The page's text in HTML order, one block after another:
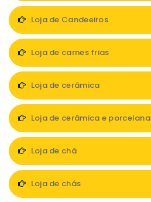
Loja de Candeeiros
Loja de carnes frias
Loja de cerâmica
Loja de cerâmica e porcelana
Loja de chá
Loja de chás